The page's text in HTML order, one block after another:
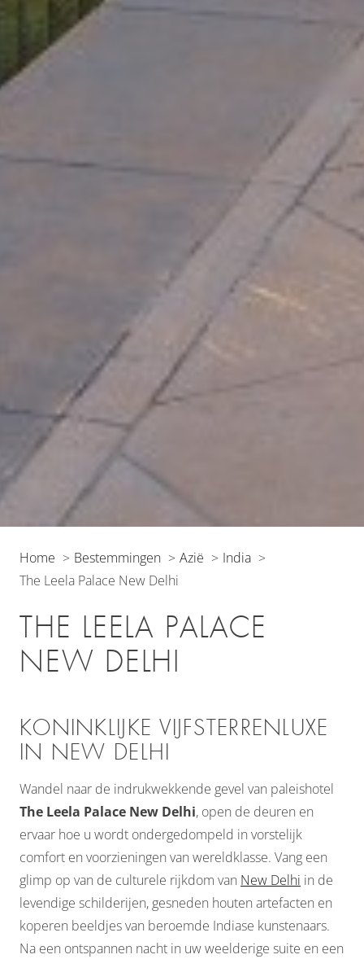
Home Bestemmingen Azië
India
The Leela Palace New Delhi
THE LEELA PALACE
NEW DELHI
KONINKLIJKE VIJFSTERRENLUXE
IN NEW DELHI
Wandel naar de indrukwekkende gevel van paleishotel
The Leela Palace New Delhi, open de deuren en
ervaar hoe u wordt ondergedompeld in vorstelijk
comfort en voorzieningen van wereldklasse. Vang een
glimp op van de culturele rijkdom van New Delhi in de
levendige schilderijen, gesneden houten artefacten en
koperen beeldjes van beroemde Indiase kunstenaars.
Na een ontspannen nacht in uw weelderige suite en een